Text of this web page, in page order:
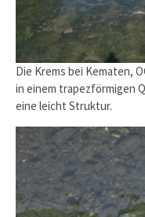
Die Krems bei Kematen,
in einem trapezförmigen
eine leicht Struktur.